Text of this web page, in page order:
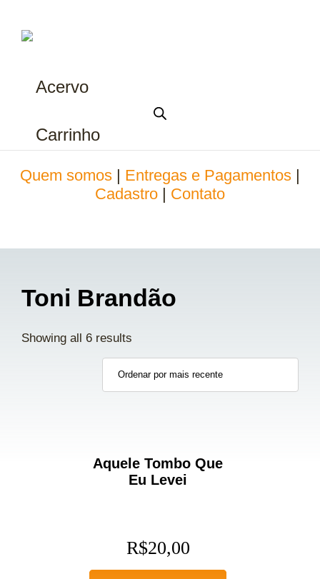
Acervo
Carrinho
Quem somos Entregas e Pagamentos
Cadastro
Contato
Toni Brandão
Showing all 6 results
Aquele Tombo Que
Eu Levei
R$20,00